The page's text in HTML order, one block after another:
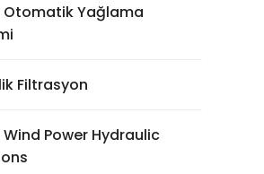
Otomatik Yağlama
Filtrasyon
Wind Power Hydraulic